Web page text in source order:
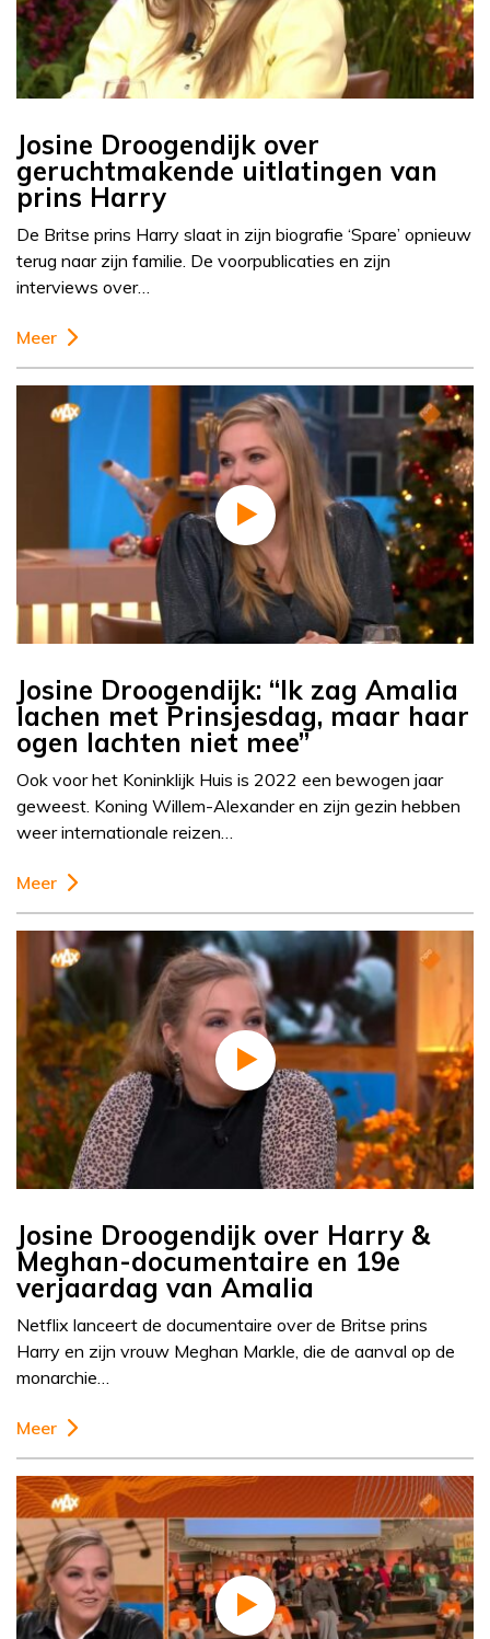
Josine Droogendijk over
geruchtmakende uitlatingen van
prins Harry
De Britse prins Harry slaat in zijn biografie ‘Spare’ opnieuw
terug naar zijn familie. De voorpublicaties en zijn
interviews over…
Meer
Josine Droogendijk: “Ik zag Amalia
lachen met Prinsjesdag, maar haar
ogen lachten niet mee”
Ook voor het Koninklijk Huis is 2022 een bewogen jaar
geweest. Koning Willem-Alexander en zijn gezin hebben
weer internationale reizen…
Meer
Josine Droogendijk over Harry &
Meghan-documentaire en 19e
verjaardag van Amalia
Netflix lanceert de documentaire over de Britse prins
Harry en zijn vrouw Meghan Markle, die de aanval op de
monarchie…
Meer